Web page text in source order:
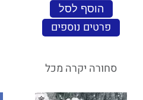
הוסף לסל
פרטים נוספים
סחורה יקרה מכל